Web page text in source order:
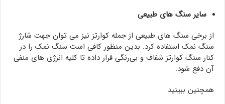
سایر سنگ های طبیعی
از برخی سنگ های طبیعی از جمله کوارتز نیز می توان جهت شارژ
سنگ نمک استفاده کرد. بدین منظور کافی است سنگ نمک را در
کنار سنگ کوارتز شفاف و بی‌رنگی قرار داده تا کلیه انرژی های منفی
آن دفع شود.
همچنین ببینید